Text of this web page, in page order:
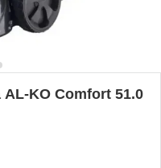
AL-KO Comfort 51.0